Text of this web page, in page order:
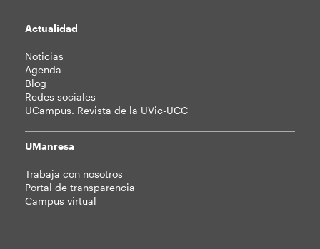
Actualidad
Noticias
Agenda
Blog
Redes sociales
UCampus. Revista de la UVic-UCC
UManresa
Trabaja con nosotros
Portal de transparencia
Campus virtual